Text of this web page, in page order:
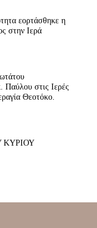
εορτάσθηκε η
στην Ιερά
Παύλου στις Ιερές
Θεοτόκο.
ΚΥΡΙΟΥ